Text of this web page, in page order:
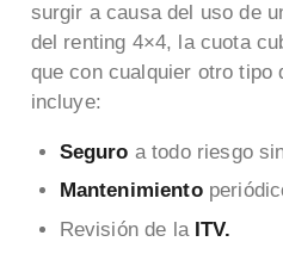
surgir a causa del uso de
del renting 4×4, la cuota
que con cualquier otro tipo
incluye:
Seguro a todo riesgo
Mantenimiento
Revisión de la ITV.